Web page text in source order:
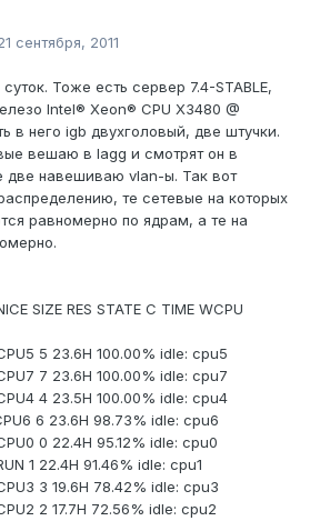
сентября, 2011
Тоже есть сервер 7.4-STABLE,
Intel® Xeon® CPU X3480 @
в него igb двухголовый, две штучки.
вешаю в lagg и смотрят он в
две навешиваю vlan-ы. Так вот
те сетевые на которых
равномерно по ядрам, а те на
SIZE RES STATE C TIME WCPU
5 23.6H 100.00% idle: cpu5
7 23.6H 100.00% idle: cpu7
4 23.5H 100.00% idle: cpu4
6 23.6H 98.73% idle: cpu6
0 22.4H 95.12% idle: cpu0
1 22.4H 91.46% idle: cpu1
3 19.6H 78.42% idle: cpu3
2 17.7H 72.56% idle: cpu2